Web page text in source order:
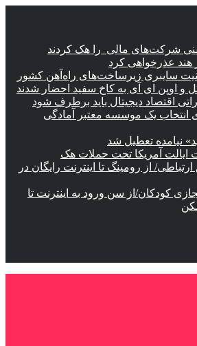
شرکت‌های مالی را هک کردند
عذرخواهی کرد
سایبری زیرساخت‌های راه‌آهن کشور
و اوپن ای آی به کاخ سفید احضار شدند
اقتصاد دیجیتال باید برطرف شود
انتخاب یک موسسه معتبر آمادگی
نیامده تعطیل شد
آمریکا تحت حملات هک
از رومینگ تا اینترنت رایگان در
کودکان/از سن ورود به اینترنت تا